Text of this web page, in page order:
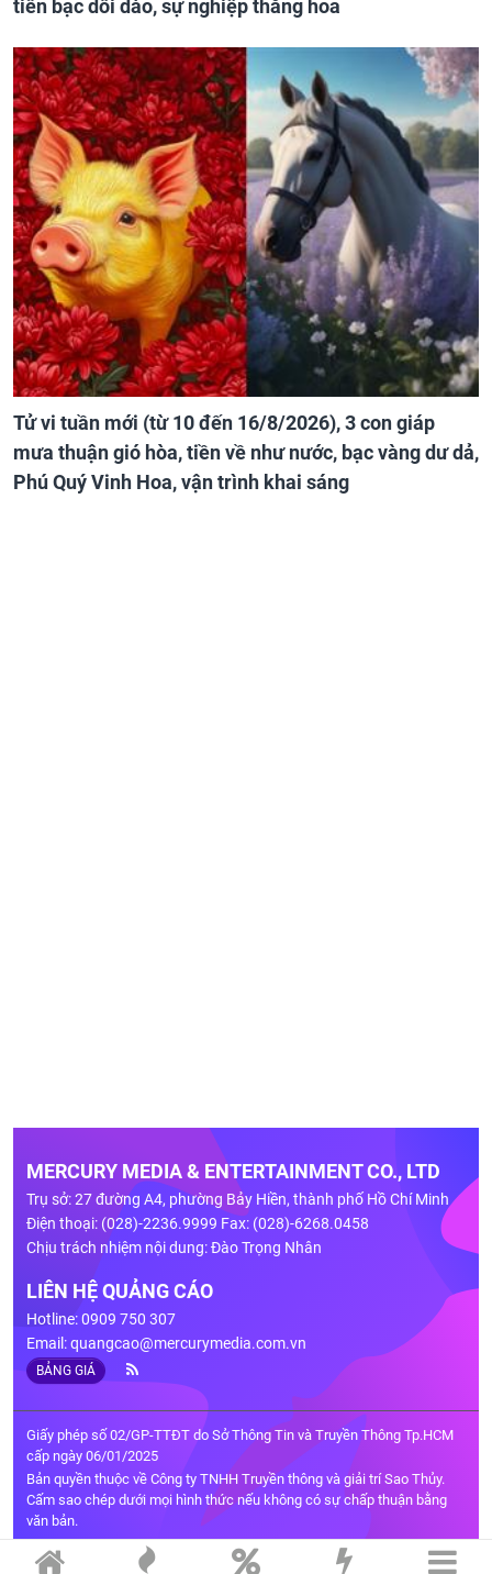
tiền bạc dồi dào, sự nghiệp thăng hoa
Tử vi tuần mới (từ 10 đến 16/8/2026), 3 con giáp
mưa thuận gió hòa, tiền về như nước, bạc vàng dư dả,
Phú Quý Vinh Hoa, vận trình khai sáng
MERCURY MEDIA & ENTERTAINMENT CO., LTD
Trụ sở: 27 đường A4, phường Bảy Hiền, thành phố Hồ Chí Minh
Điện thoại: (028)-2236.9999 Fax: (028)-6268.0458
Chịu trách nhiệm nội dung: Đào Trọng Nhân
LIÊN HỆ QUẢNG CÁO
Hotline: 0909 750 307
Email:quangcao@mercurymedia.com.vn
BẢNG GIÁ
Giấy phép số 02/GP-TTĐT do Sở Thông Tin và Truyền Thông Tp.HCM
cấp ngày 06/01/2025
Bản quyền thuộc về Công ty TNHH Truyền thông và giải trí Sao Thủy.
Cấm sao chép dưới mọi hình thức nếu không có sự chấp thuận bằng
văn bản.